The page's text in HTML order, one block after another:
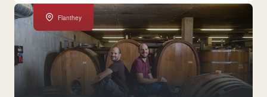
Flanthey